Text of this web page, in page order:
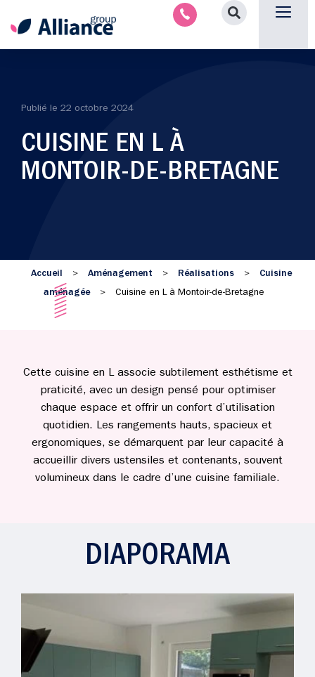
Publié le 22 octobre 2024
CUISINE EN L À
MONTOIR-DE-BRETAGNE
Accueil > Aménagement > Réalisations >
Cuisine
aménagée
> Cuisine en L à Montoir-de-Bretagne
Cette cuisine en L associe subtilement esthétisme et
praticité, avec un design pensé pour optimiser
chaque espace et offrir un confort d’utilisation
quotidien. Les rangements hauts, spacieux et
ergonomiques, se démarquent par leur capacité à
accueillir divers ustensiles et contenants, souvent
volumineux dans le cadre d’une cuisine familiale.
DIAPORAMA